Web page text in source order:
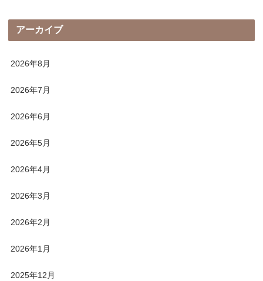
アーカイブ
2026年8月
2026年7月
2026年6月
2026年5月
2026年4月
2026年3月
2026年2月
2026年1月
2025年12月